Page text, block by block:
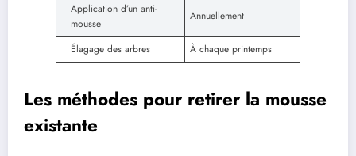
Application d’un anti-
mousse
Annuellement
Élagage des arbres À chaque printemps
Les méthodes pour retirer la mousse
existante